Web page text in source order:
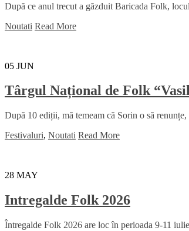
După ce anul trecut a găzduit Baricada Folk,
Noutati Read More
05 JUN
Târgul Național de Folk
După 10 ediții, mă temeam că Sorin o să
Festivaluri, Noutati Read More
28 MAY
Intregalde Folk 2026
Întregalde Folk 2026 are loc în perioada 9-11